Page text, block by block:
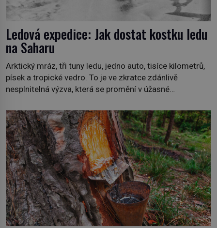
Ledová expedice: Jak dostat kostku ledu
na Saharu
Arktický mráz, tři tuny ledu, jedno auto, tisíce kilometrů,
písek a tropické vedro. To je ve zkratce zdánlivě
nesplnitelná výzva, která se promění v úžasné
na podzim 1958 jako hec. Rádio Luxembourg přichází s
neobvyklou výzvou. Tomu, kdo dokáže dopravit ze
severního polárního kruhu na […]